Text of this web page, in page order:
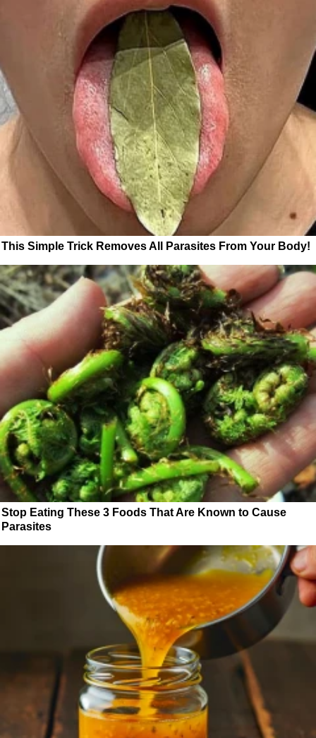
This Simple Trick Removes All Parasites From Your Body!
Stop Eating These 3 Foods That Are Known to Cause
Parasites